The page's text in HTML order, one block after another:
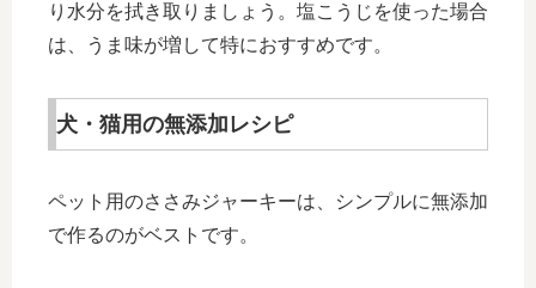
り水分を拭き取りましょう。塩こうじを使った場合
は、うま味が増して特におすすめです。
犬・猫用の無添加レシピ
ペット用のささみジャーキーは、シンプルに無添加
で作るのがベストです。